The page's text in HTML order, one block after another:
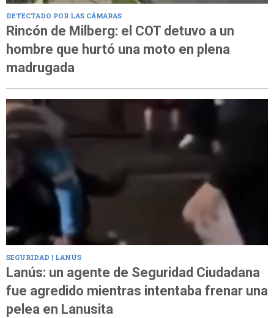
DETECTADO POR LAS CÁMARAS
Rincón de Milberg: el COT detuvo a un
hombre que hurtó una moto en plena
madrugada
SEGURIDAD | LANÚS
Lanús: un agente de Seguridad Ciudadana
fue agredido mientras intentaba frenar una
pelea en Lanusita